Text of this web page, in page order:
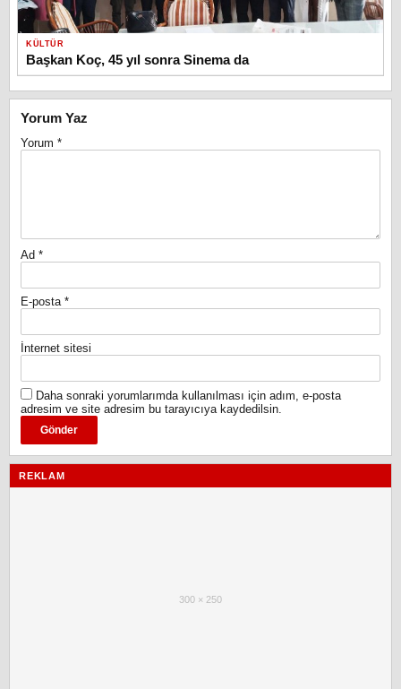
KÜLTÜR
Başkan Koç, 45 yıl sonra Sinema da
Yorum Yaz
Yorum *
Ad *
E-posta *
İnternet sitesi
Daha sonraki yorumlarımda kullanılması için adım, e-posta
adresim ve site adresim bu tarayıcıya kaydedilsin.
REKLAM
300 × 250